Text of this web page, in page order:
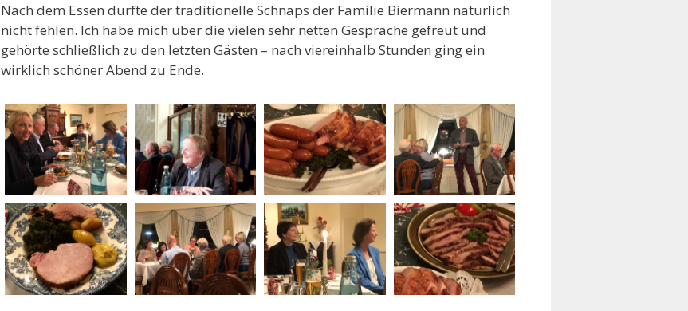
Nach dem Essen durfte der traditionelle Schnaps der Familie Biermann natürlich
nicht fehlen. Ich habe mich über die vielen sehr netten Gespräche gefreut und
gehörte schließlich zu den letzten Gästen – nach viereinhalb Stunden ging ein
wirklich schöner Abend zu Ende.